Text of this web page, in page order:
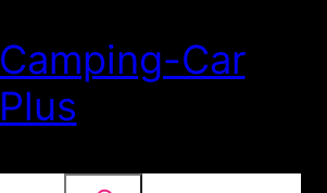
Camping-Car
Plus